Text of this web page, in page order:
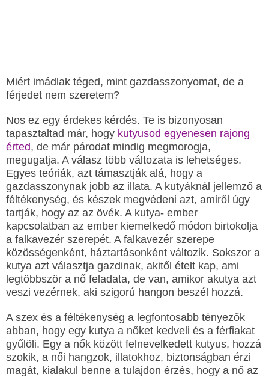
Miért imádlak téged, mint gazdasszonyomat, de a
férjedet nem szeretem?
Nos ez egy érdekes kérdés. Te is bizonyosan
tapasztaltad már, hogy kutyusod egyenesen rajong
érted, de már párodat mindig megmorogja,
megugatja. A válasz több változata is lehetséges.
Egyes teóriák, azt támasztják alá, hogy a
gazdasszonynak jobb az illata. A kutyáknál jellemző a
féltékenység, és készek megvédeni azt, amiről úgy
tartják, hogy az az övék. A kutya- ember
kapcsolatban az ember kiemelkedő módon birtokolja
a falkavezér szerepét. A falkavezér szerepe
közösségenként, háztartásonként változik. Sokszor a
kutya azt választja gazdinak, akitől ételt kap, ami
legtöbbször a nő feladata, de van, amikor akutya azt
veszi vezérnek, aki szigorú hangon beszél hozzá.
A szex és a féltékenység a legfontosabb tényezők
abban, hogy egy kutya a nőket kedveli és a férfiakat
gyűlöli. Egy a nők között felnevelkedett kutyus, hozzá
szokik, a női hangzok, illatokhoz, biztonságban érzi
magát, kialakul benne a tulajdon érzés, hogy a nő az